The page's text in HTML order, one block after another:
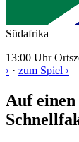
Südafrika
13:00 Uhr
› · zum Spiel ›
Auf